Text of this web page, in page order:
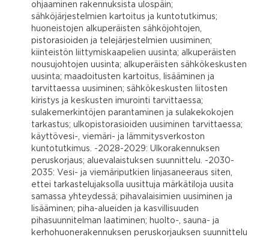
ohjaaminen rakennuksista ulospäin;
sähköjärjestelmien kartoitus ja kuntotutkimus;
huoneistojen alkuperäisten sähköjohtojen,
pistorasioiden ja telejärjestelmien uusiminen;
kiinteistön liittymiskaapelien uusinta; alkuperäisten
nousujohtojen uusinta; alkuperäisten sähkökeskusten
uusinta; maadoitusten kartoitus, lisääminen ja
tarvittaessa uusiminen; sähkökeskusten liitosten
kiristys ja keskusten imurointi tarvittaessa;
sulakemerkintöjen parantaminen ja sulakekokojen
tarkastus; ulkopistorasioiden uusiminen tarvittaessa;
käyttövesi-, viemäri- ja lämmitysverkoston
kuntotutkimus. -2028-2029: Ulkorakennuksen
peruskorjaus; aluevalaistuksen suunnittelu. -2030-
2035: Vesi- ja viemäriputkien linjasaneeraus siten,
ettei tarkastelujaksolla uusittuja märkätiloja uusita
samassa yhteydessä; pihavalaisimien uusiminen ja
lisääminen; piha-alueiden ja kasvillisuuden
pihasuunnitelman laatiminen; huolto-, sauna- ja
kerhohuonerakennuksen peruskorjauksen suunnittelu